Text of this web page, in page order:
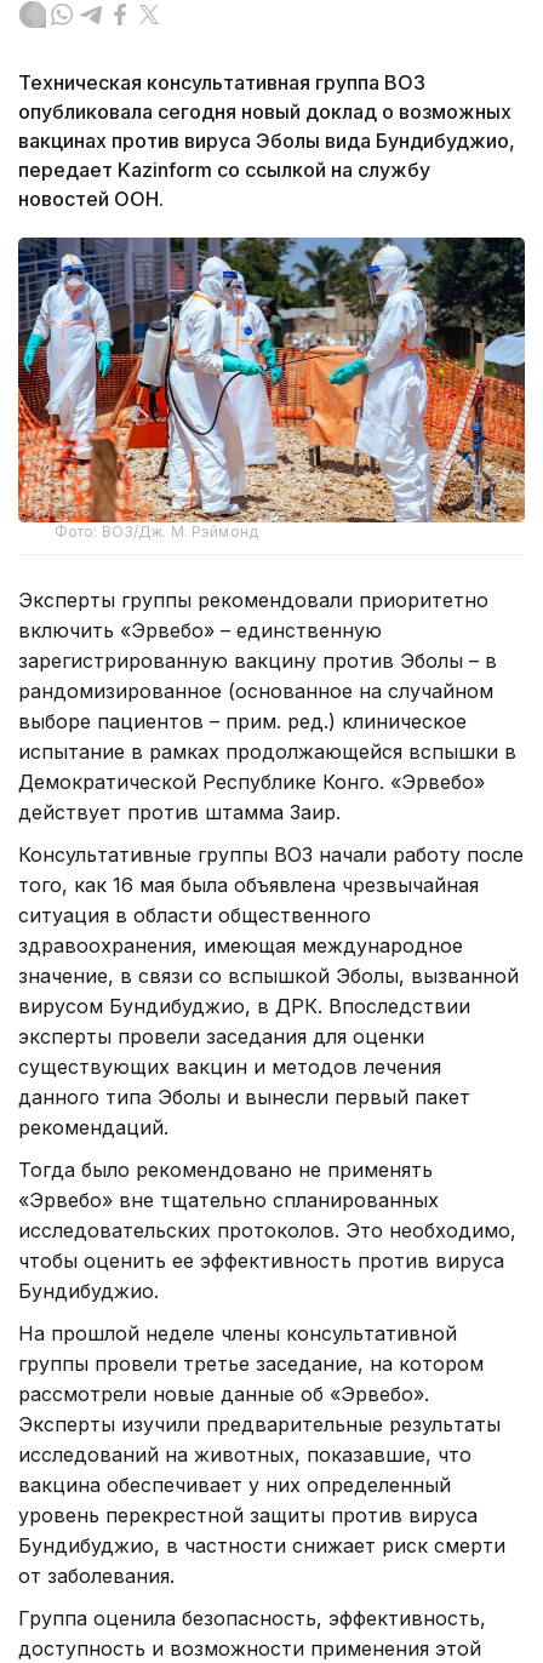
Техническая консультативная группа ВОЗ
опубликовала сегодня новый доклад о возможных
вакцинах против вируса Эболы вида Бундибуджио,
передает Kazinform со ссылкой на службу
новостей ООН.
Фото: ВОЗ/Дж. М. Рэймонд
Эксперты группы рекомендовали приоритетно
включить «Эрвебо» – единственную
зарегистрированную вакцину против Эболы – в
рандомизированное (основанное на случайном
выборе пациентов – прим. ред.) клиническое
испытание в рамках продолжающейся вспышки в
Демократической Республике Конго. «Эрвебо»
действует против штамма Заир.
Консультативные группы ВОЗ начали работу после
того, как 16 мая была объявлена чрезвычайная
ситуация в области общественного
здравоохранения, имеющая международное
значение, в связи со вспышкой Эболы, вызванной
вирусом Бундибуджио, в ДРК. Впоследствии
эксперты провели заседания для оценки
существующих вакцин и методов лечения
данного типа Эболы и вынесли первый пакет
рекомендаций.
Тогда было рекомендовано не применять
«Эрвебо» вне тщательно спланированных
исследовательских протоколов. Это необходимо,
чтобы оценить ее эффективность против вируса
Бундибуджио.
На прошлой неделе члены консультативной
группы провели третье заседание, на котором
рассмотрели новые данные об «Эрвебо».
Эксперты изучили предварительные результаты
исследований на животных, показавшие, что
вакцина обеспечивает у них определенный
уровень перекрестной защиты против вируса
Бундибуджио, в частности снижает риск смерти
от заболевания.
Группа оценила безопасность, эффективность,
доступность и возможности применения этой